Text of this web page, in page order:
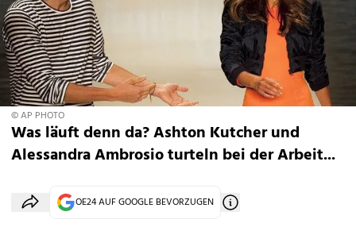
© AP PHOTO
Was läuft denn da? Ashton Kutcher und
Alessandra Ambrosio turteln bei der Arbeit...
OE24 AUF GOOGLE BEVORZUGEN